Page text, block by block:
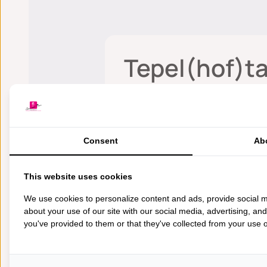
Als huidtherapeute heeft Sophie
werk ik in het Alexander Monro
mogelijk om naar het AMZ te
natuurlijk ook in mijn eigen
impact dat ik graag een steentje
Consent
This website uses cookies
We use cookies to personalize content and ads, provide social
about your use of our site with our social media, advertising,
you've provided to them or that they've collected from your use